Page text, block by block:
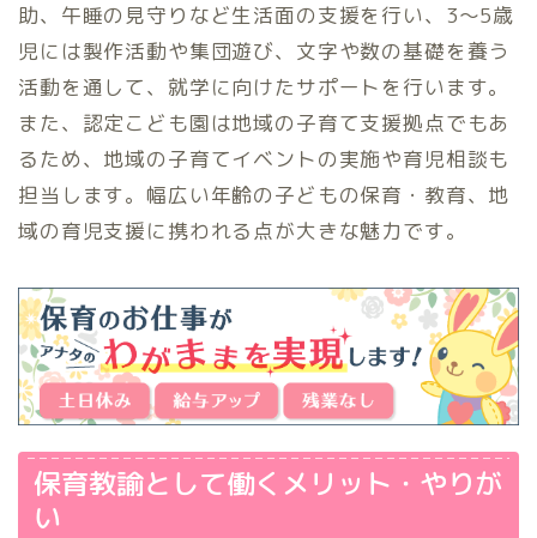
助、午睡の見守りなど生活面の支援を行い、3～5歳
児には製作活動や集団遊び、文字や数の基礎を養う
活動を通して、就学に向けたサポートを行います。
また、認定こども園は地域の子育て支援拠点でもあ
るため、地域の子育てイベントの実施や育児相談も
担当します。幅広い年齢の子どもの保育・教育、地
域の育児支援に携われる点が大きな魅力です。
保育教諭として働くメリット・やりが
い